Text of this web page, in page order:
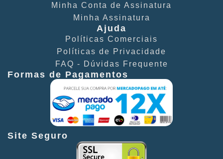
Minha Conta de Assinatura
Minha Assinatura
Ajuda
Políticas Comerciais​
Políticas de Privacidade​
FAQ - Dúvidas Frequente​
Formas de Pagamentos
Site Seguro